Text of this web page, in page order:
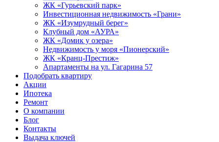
ЖК «Гурьевский парк»
Инвестиционная недвижимость «Грани»
ЖК «Изумрудный берег»
Клубный дом «АУРА»
ЖК «Домик у озера»
Недвижимость у моря «Пионерский»
ЖК «Кранц-Престиж»
Апартаменты на ул. Гагарина 57
Подобрать квартиру
Акции
Ипотека
Ремонт
О компании
Блог
Контакты
Выдача ключей